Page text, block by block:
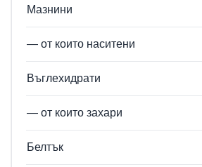
Мазнини
— от които наситени
Въглехидрати
— от които захари
Белтък